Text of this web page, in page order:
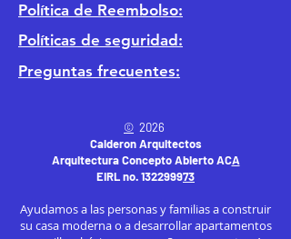
Política de Reembolso:
Políticas de seguridad:
Preguntas frecuentes:
© 2026
Calderon Arquitectos
Arquitectura Concepto Abierto ACA
EIRL no.132299973
Ayudamos a las personas y familias a construir
su casa moderna o a desarrollar apartamentos